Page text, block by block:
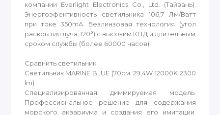
компании Everlight Electronics Co., Ltd. (Тайвань).
Энергоэфективность светильника 106,7 Лм/Ватт
при токе 350mA. Безлинзовая технология (угол
раскрытия луча: 120°) с высоким КПД и длительным
сроком службы (более 60000 часов).
Сравнить светильник
Светильник MARINE BLUE (70см. 29,4W 12000K 2300
lm)
Специализированная диммируемая модель.
Профессиональное решение для содержания
морского аквариума и создания его имитации.